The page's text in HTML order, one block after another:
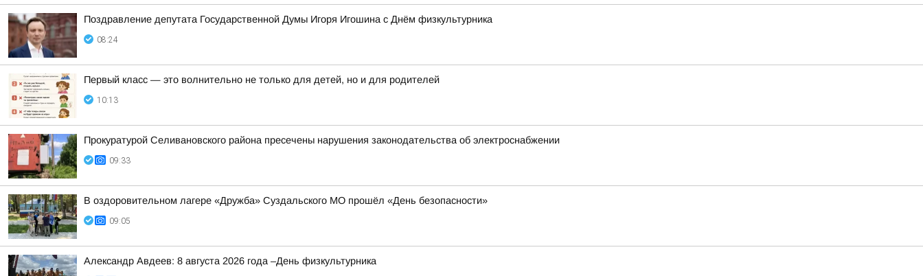
Поздравление депутата Государственной Думы Игоря Игошина с Днём физкультурника
08:24
Первый класс — это волнительно не только для детей, но и для родителей
10:13
Прокуратурой Селивановского района пресечены нарушения законодательства об электроснабжении
09:33
В оздоровительном лагере «Дружба» Суздальского МО прошёл «День безопасности»
09:05
Александр Авдеев: 8 августа 2026 года –День физкультурника